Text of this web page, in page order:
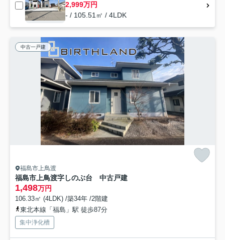
2,999万円
- / 105.51㎡ / 4LDK
中古一戸建
福島市上鳥渡
福島市上鳥渡字しのぶ台 中古戸建
1,498万円
106.33㎡ (4LDK) /築34年 /2階建
東北本線「福島」駅 徒歩87分
集中浄化槽